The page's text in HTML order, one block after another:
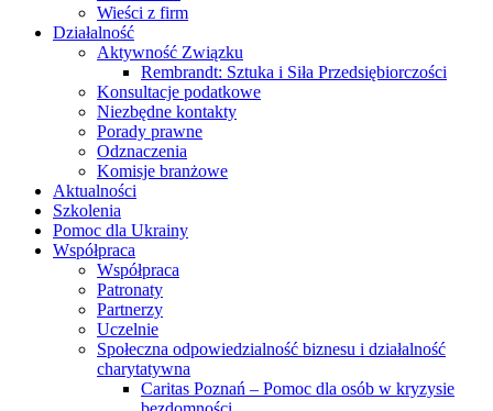
Wieści z firm
Działalność
Aktywność Związku
Rembrandt: Sztuka i Siła Przedsiębiorczości
Konsultacje podatkowe
Niezbędne kontakty
Porady prawne
Odznaczenia
Komisje branżowe
Aktualności
Szkolenia
Pomoc dla Ukrainy
Współpraca
Współpraca
Patronaty
Partnerzy
Uczelnie
Społeczna odpowiedzialność biznesu i działalność
charytatywna
Caritas Poznań – Pomoc dla osób w kryzysie